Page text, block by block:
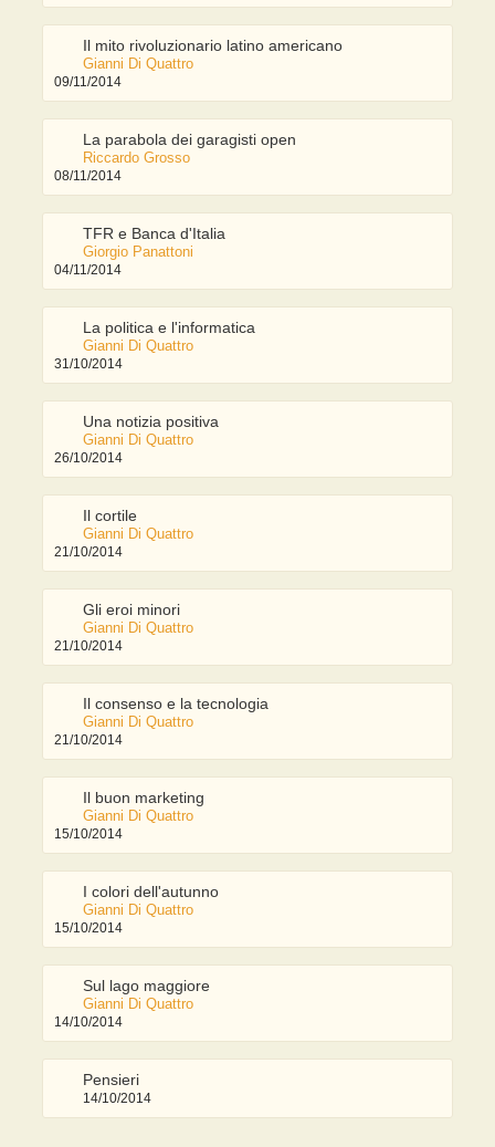
Il mito rivoluzionario latino americano
Gianni Di Quattro
09/11/2014
La parabola dei garagisti open
Riccardo Grosso
08/11/2014
TFR e Banca d'Italia
Giorgio Panattoni
04/11/2014
La politica e l'informatica
Gianni Di Quattro
31/10/2014
Una notizia positiva
Gianni Di Quattro
26/10/2014
Il cortile
Gianni Di Quattro
21/10/2014
Gli eroi minori
Gianni Di Quattro
21/10/2014
Il consenso e la tecnologia
Gianni Di Quattro
21/10/2014
Il buon marketing
Gianni Di Quattro
15/10/2014
I colori dell'autunno
Gianni Di Quattro
15/10/2014
Sul lago maggiore
Gianni Di Quattro
14/10/2014
Pensieri
14/10/2014